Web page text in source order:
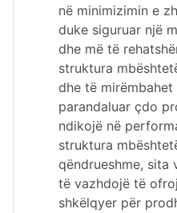
në minimizimin e
duke siguruar një
dhe më të
struktura
dhe të
parandaluar çdo
ndikojë në
struktura
qëndrueshme, sita
të vazhdojë të
shkëlqyer për